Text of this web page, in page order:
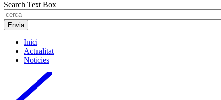
Search Text Box
Inici
Actualitat
Notícies